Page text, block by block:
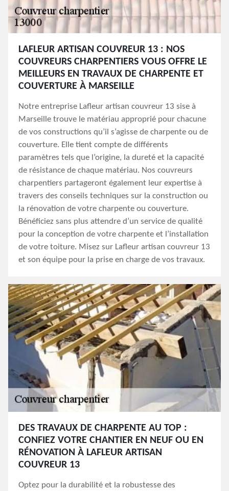
LAFLEUR ARTISAN COUVREUR 13 : NOS
COUVREURS CHARPENTIERS VOUS OFFRE LE
MEILLEURS EN TRAVAUX DE CHARPENTE ET
COUVERTURE À MARSEILLE
Notre entreprise Lafleur artisan couvreur 13 sise à
Marseille trouve le matériau approprié pour chacune
de vos constructions qu’il s’agisse de charpente ou de
couverture. Elle tient compte de différents
paramètres tels que l’origine, la dureté et la capacité
de résistance de chaque matériau. Nos couvreurs
charpentiers partageront également leur expertise à
travers des conseils techniques sur la construction ou
la rénovation de votre charpente ou couverture.
Bénéficiez sans plus attendre d’un service de qualité
pour la conception de votre charpente et l’installation
de votre toiture. Misez sur Lafleur artisan couvreur 13
et son équipe pour la prise en charge de vos travaux.
DES TRAVAUX DE CHARPENTE AU TOP :
CONFIEZ VOTRE CHANTIER EN NEUF OU EN
RÉNOVATION À LAFLEUR ARTISAN
COUVREUR 13
Optez pour la durabilité et la robustesse des